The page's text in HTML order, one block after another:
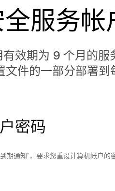
服务帐
效期为 9 个月的
件的一部分部署
密码
通知”，要求您重设计算机帐户